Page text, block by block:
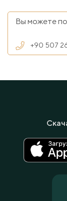
Вы можете
+90 507